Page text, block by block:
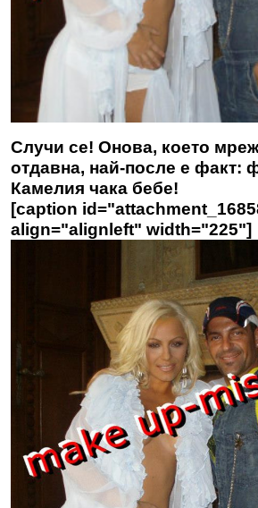
Случи се! Онова, което
отдавна, най-после е факт:
Камелия чака бебе!
[caption
align="alignleft" width="225"]